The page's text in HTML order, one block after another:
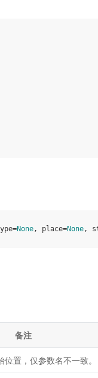
=None, place=None,
备注
置，仅参数名不一致。